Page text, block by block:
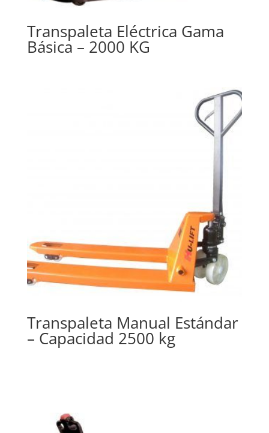
Transpaleta Eléctrica Gama
Básica – 2000 KG
Transpaleta Manual Estándar
– Capacidad 2500 kg